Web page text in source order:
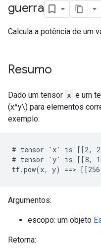
guerra
Calcula a potência de um
Resumo
Dado um tensor x e um
(x^y\) para elementos
exemplo:
# tensor 'x' is [[2,
# tensor 'y' is [[8,
tf.pow(x, y) ==>
Argumentos:
escopo: um objeto
Retorna: